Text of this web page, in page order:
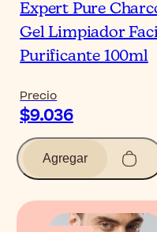
Expert Pure
Gel Limpiador
Purificante 100ml
Precio
$9.036
Agregar